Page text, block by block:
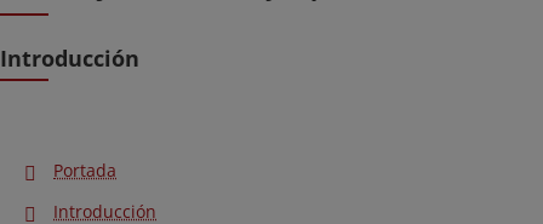
Introducción
Portada
Introducción